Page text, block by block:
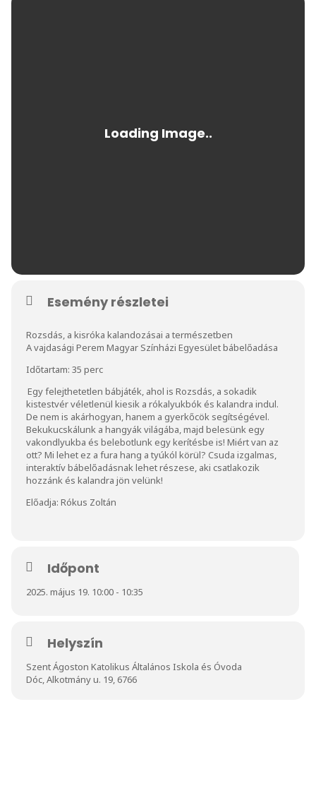
Esemény részletei
Rozsdás, a kisróka kalandozásai a természetben
A vajdasági Perem Magyar Színházi Egyesület bábelőadása
Időtartam: 35 perc
Egy felejthetetlen bábjáték, ahol is Rozsdás, a sokadik
kistestvér véletlenül kiesik a rókalyukbók és kalandra indul.
De nem is akárhogyan, hanem a gyerkőcök segítségével.
Bekukucskálunk a hangyák világába, majd belesünk egy
vakondlyukba és belebotlunk egy kerítésbe is! Miért van az
ott? Mi lehet ez a fura hang a tyúkól körül? Csuda izgalmas,
interaktív bábelőadásnak lehet részese, aki csatlakozik
hozzánk és kalandra jön velünk!
Előadja: Rókus Zoltán
Időpont
2025. május 19. 10:00 - 10:35
Helyszín
Szent Ágoston Katolikus Általános Iskola és Óvoda
Dóc, Alkotmány u. 19, 6766